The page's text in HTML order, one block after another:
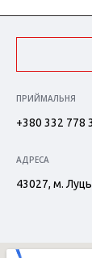
ПРИЙМАЛЬНЯ
+380 332 778
АДРЕСА
43027, м.